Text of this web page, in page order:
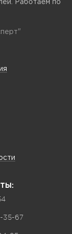
Работаем по
35-67